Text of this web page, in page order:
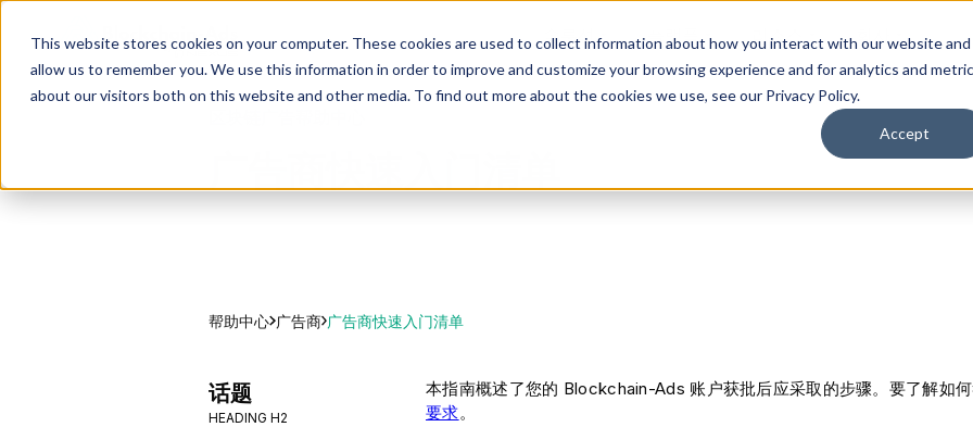
This website stores cookies on your computer. These cookies are used to collect information about how you interact with our website and
allow us to remember you. We use this information in order to improve and customize your browsing experience and for analytics and
about our visitors both on this website and other media. To find out more about the cookies we use, see our Privacy Policy.
Accept
솔루션 플랫폼 리소스
帮助中心 广告商 广告商快速入门清单
话题
HEADING H2
本指南概述了您的 Blockchain-Ads 账户获批后应采取的步骤。要了解如
要求。